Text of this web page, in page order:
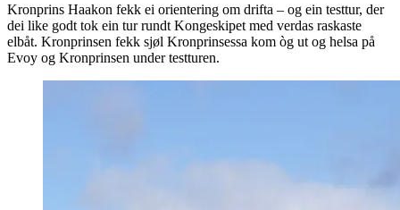
Kronprins Haakon fekk ei orientering om drifta – og ein testtur, der
dei like godt tok ein tur rundt Kongeskipet med verdas raskaste
elbåt. Kronprinsen fekk sjøl Kronprinsessa kom òg ut og helsa på
Evoy og Kronprinsen under testturen.